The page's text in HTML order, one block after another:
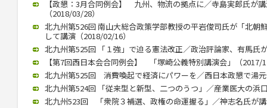
【政懇：3月合同例会】 九州、物流の拠点に／寺島実郎氏が
（2018/03/28）
北九州第526回 南山大総合政策学部教授の平岩俊司氏が「北朝
して講演（2018/02/16）
北九州第525回 「１強」で迫る憲法改正／政治評論家、有馬氏
【第7回西日本会合同例会】 「塚崎公義特別講演会」（2017/
北九州第525回 消費喚起で経済にパワーを／西日本政懇で湯
北九州第524回 「従来型と新型、二つのうつ」／産業医大の浜
北九州523回 「衆院３補選、政権の命運握る」／神志名氏が